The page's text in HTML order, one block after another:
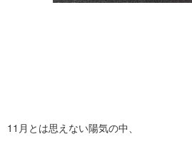
11月とは思えない陽気の中、